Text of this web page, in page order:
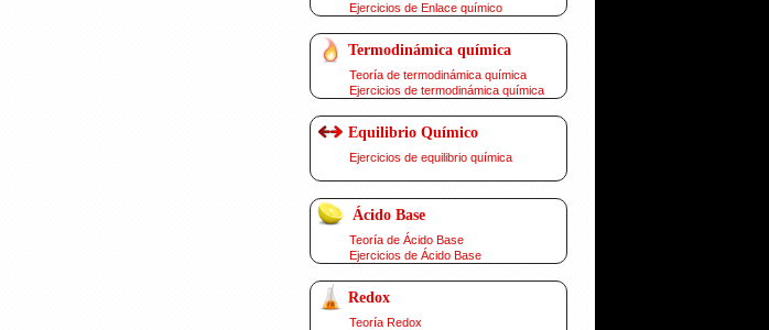
Ejercicios de Enlace químico
Termodinámica química
Teoría de termodinámica química
Ejercicios de termodinámica química
Equilibrio Químico
Ejercicios de equilibrio química
Ácido Base
Teoría de Ácido Base
Ejercicios de Ácido Base
Redox
Teoría Redox